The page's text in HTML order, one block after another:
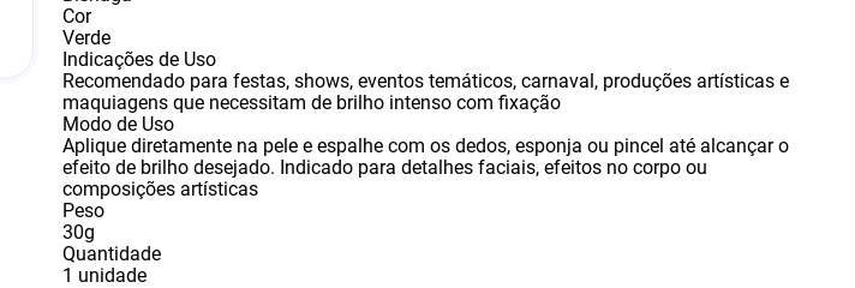
Cor
Verde
Indicações de Uso
Recomendado para festas, shows, eventos temáticos, carnaval, produções artísticas e
maquiagens que necessitam de brilho intenso com fixação
Modo de Uso
Aplique diretamente na pele e espalhe com os dedos, esponja ou pincel até alcançar o
efeito de brilho desejado. Indicado para detalhes faciais, efeitos no corpo ou
composições artísticas
Peso
30g
Quantidade
1 unidade